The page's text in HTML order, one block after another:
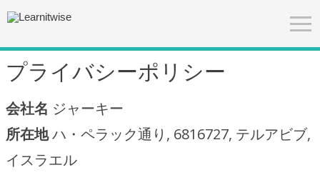
プライバシーポリシー
会社名 ジャーキー
所在地ハ・ペラック通り, 6816727, テルアビブ,
イスラエル